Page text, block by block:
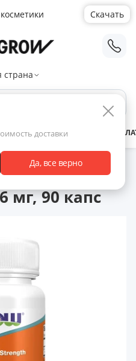
Скачать
страна
доставки
Да, все верно
С НАМИ
для здоровья волос
90 капс
мг, 90 капс